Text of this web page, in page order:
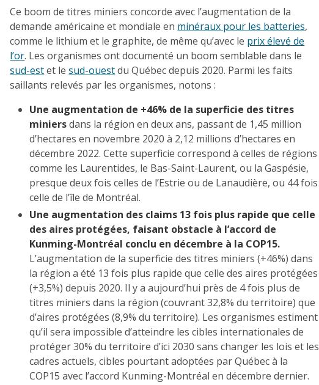
Ce boom de titres miniers concorde avec l’augmentation de la
demande américaine et mondiale en minéraux pour les batteries,
comme le lithium et le graphite, de même qu’avec le prix élevé de
l’or. Les organismes ont documenté un boom semblable dans le
sud-estet lesud-ouestdu Québec depuis 2020. Parmi les faits
saillants relevés par les organismes, notons :
Une augmentation de +46% de la superficie des titres
miniersdans la région en deux ans, passant de 1,45 million
d’hectares en novembre 2020 à 2,12 millions d’hectares en
décembre 2022. Cette superficie correspond à celles de régions
comme les Laurentides, le Bas-Saint-Laurent, ou la Gaspésie,
presque deux fois celles de l’Estrie ou de Lanaudière, ou 44 fois
celle de l’île de Montréal.
Une augmentation des claims 13 fois plus rapide que celle
des aires protégées, faisant obstacle à l’accord de
Kunming-Montréal conclu en décembre à la COP15.
L’augmentation de la superficie des titres miniers (+46%) dans
la région a été 13 fois plus rapide que celle des aires protégées
(+3,5%) depuis 2020. Il y a aujourd’hui près de 4 fois plus de
titres miniers dans la région (couvrant 32,8% du territoire) que
d’aires protégées (8,9% du territoire). Les organismes estiment
qu’il sera impossible d’atteindre les cibles internationales de
protéger 30% du territoire d’ici 2030 sans changer les lois et les
cadres actuels, cibles pourtant adoptées par Québec à la
COP15 avec l’accord Kunming-Montréal en décembre dernier.